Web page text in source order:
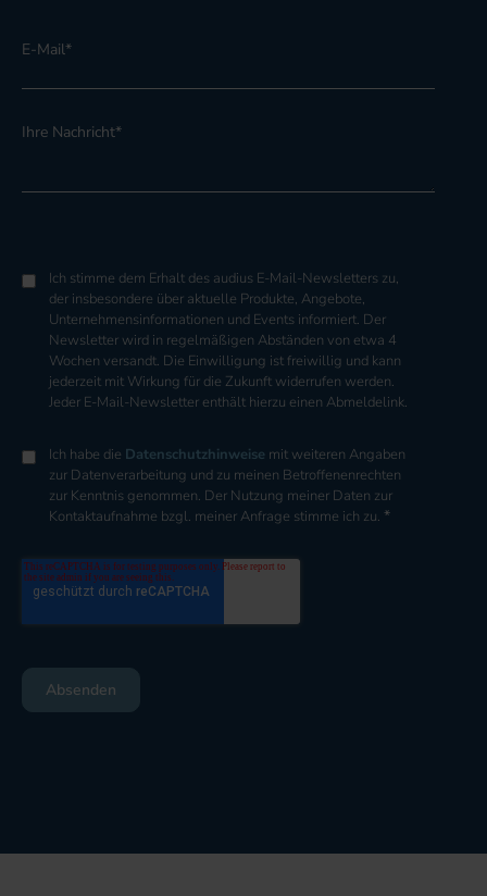
E-Mail*
Ihre Nachricht*
Ich stimme dem Erhalt des audius E-Mail-Newsletters zu,
der insbesondere über aktuelle Produkte, Angebote,
Unternehmensinformationen und Events informiert. Der
Newsletter wird in regelmäßigen Abständen von etwa 4
Wochen versandt. Die Einwilligung ist freiwillig und kann
jederzeit mit Wirkung für die Zukunft widerrufen werden.
Jeder E-Mail-Newsletter enthält hierzu einen Abmeldelink.
Ich habe die Datenschutzhinweise mit weiteren Angaben
zur Datenverarbeitung und zu meinen Betroffenenrechten
zur Kenntnis genommen. Der Nutzung meiner Daten zur
Kontaktaufnahme bzgl. meiner Anfrage stimme ich zu. *